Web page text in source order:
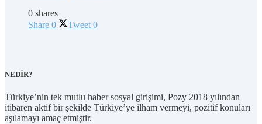
0 shares
Share 0 Tweet 0
NEDİR?
Türkiye’nin tek mutlu haber sosyal girişimi, Pozy 2018 yılından
itibaren aktif bir şekilde Türkiye’ye ilham vermeyi, pozitif konuları
aşılamayı amaç etmiştir.